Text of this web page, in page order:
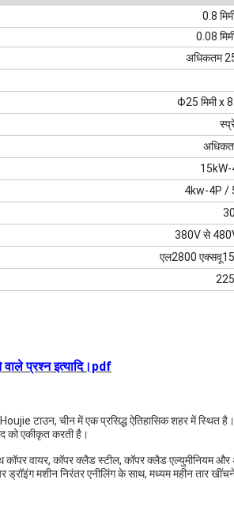
0.8
0.08
अधिकतम
Φ25 मिमी x 8
15kW-
4kw-4P /
380V से
एल2800 एक्सवू
प्रश्न इत्यादि।pdf
टाउन, चीन में एक प्रसिद्ध ऐतिहासिक शहर में स्थित
को एकीकृत करती है।
कॉपर वायर, कॉपर क्लैड स्टील, कॉपर क्लैड एल्युमीनियम
ड्रॉइंग मशीन निरंतर एनीलिंग के साथ, मध्यम महीन तार